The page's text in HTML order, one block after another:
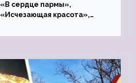
«В сердце пармы»,
«Исчезающая красота»,